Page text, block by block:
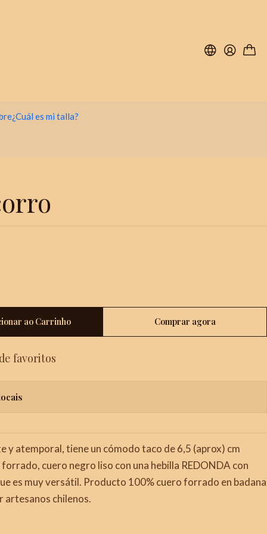
¿Cuál es mi talla?
ao Carrinho Comprar agora
favoritos
y atemporal, tiene un cómodo taco de 6,5 (aprox) cm
cuero negro liso con una hebilla REDONDA con
es muy versátil. Producto 100% cuero forrado en badana
artesanos chilenos.